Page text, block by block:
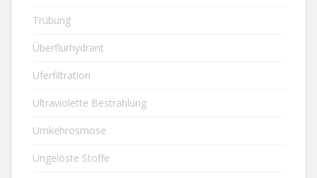
Trübung
Überflurhydrant
Uferfiltration
Ultraviolette Bestrahlung
Umkehrosmose
Ungelöste Stoffe